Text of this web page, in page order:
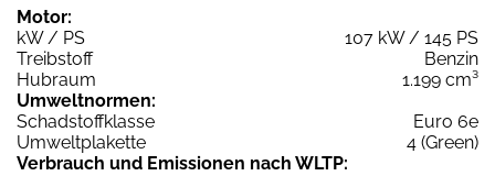
Motor:
kW / PS
107 kW / 145 PS
Treibstoff
Benzin
Hubraum
1.199 cm³
Umweltnormen:
Schadstoffklasse
Euro 6e
Umweltplakette
4 (Green)
Verbrauch und Emissionen nach WLTP: